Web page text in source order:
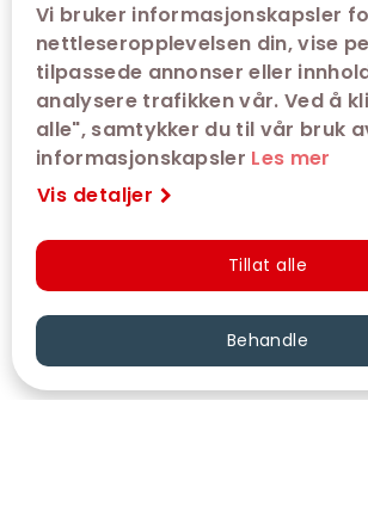
Vi bruker informasjonskapsler
nettleseropplevelsen din, vise
tilpassede annonser eller
analysere trafikken vår. Ved å
alle", samtykker du til vår bruk
informasjonskapsler Les mer
Vis detaljer
Tillat alle
Behandle